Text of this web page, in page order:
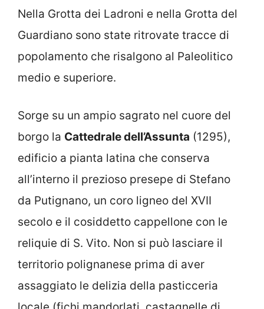
Nella Grotta dei Ladroni e nella Grotta del
Guardiano sono state ritrovate tracce di
popolamento che risalgono al Paleolitico
medio e superiore.
Sorge su un ampio sagrato nel cuore del
borgo la Cattedrale dell’Assunta (1295),
edificio a pianta latina che conserva
all’interno il prezioso presepe di Stefano
da Putignano, un coro ligneo del XVII
secolo e il cosiddetto cappellone con le
reliquie di S. Vito. Non si può lasciare il
territorio polignanese prima di aver
assaggiato le delizia della pasticceria